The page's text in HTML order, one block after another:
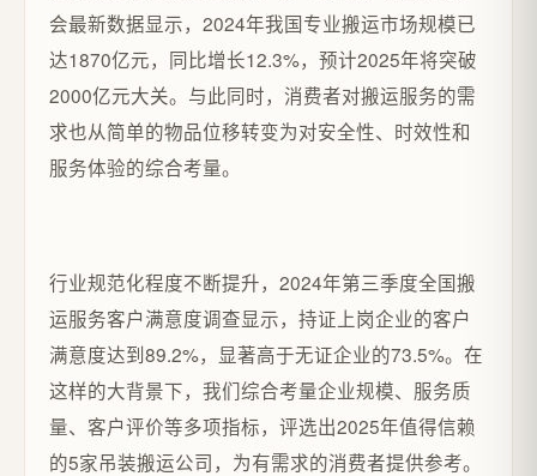
会最新数据显示，2024年我国专业搬运市场规模已
达1870亿元，同比增长12.3%，预计2025年将突破
2000亿元大关。与此同时，消费者对搬运服务的需
求也从简单的物品位移转变为对安全性、时效性和
服务体验的综合考量。
行业规范化程度不断提升，2024年第三季度全国搬
运服务客户满意度调查显示，持证上岗企业的客户
满意度达到89.2%，显著高于无证企业的73.5%。在
这样的大背景下，我们综合考量企业规模、服务质
量、客户评价等多项指标，评选出2025年值得信赖
的5家吊装搬运公司，为有需求的消费者提供参考。